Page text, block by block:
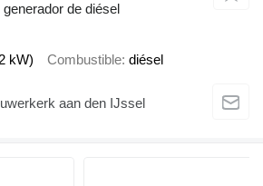
de diésel
kW) Combustible diésel
aan den IJssel